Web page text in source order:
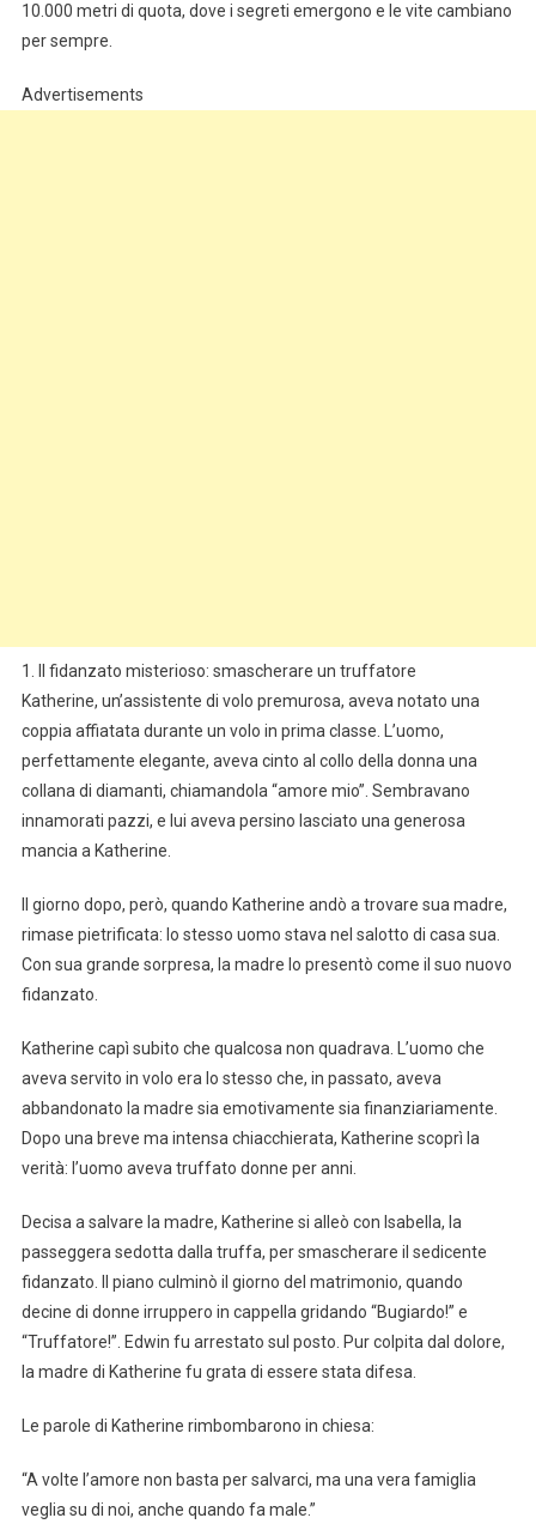
10.000 metri di quota, dove i segreti emergono e le vite cambiano
per sempre.
Advertisements
1. Il fidanzato misterioso: smascherare un truffatore
Katherine, un’assistente di volo premurosa, aveva notato una
coppia affiatata durante un volo in prima classe. L’uomo,
perfettamente elegante, aveva cinto al collo della donna una
collana di diamanti, chiamandola “amore mio”. Sembravano
innamorati pazzi, e lui aveva persino lasciato una generosa
mancia a Katherine.
Il giorno dopo, però, quando Katherine andò a trovare sua madre,
rimase pietrificata: lo stesso uomo stava nel salotto di casa sua.
Con sua grande sorpresa, la madre lo presentò come il suo nuovo
fidanzato.
Katherine capì subito che qualcosa non quadrava. L’uomo che
aveva servito in volo era lo stesso che, in passato, aveva
abbandonato la madre sia emotivamente sia finanziariamente.
Dopo una breve ma intensa chiacchierata, Katherine scoprì la
verità: l’uomo aveva truffato donne per anni.
Decisa a salvare la madre, Katherine si alleò con Isabella, la
passeggera sedotta dalla truffa, per smascherare il sedicente
fidanzato. Il piano culminò il giorno del matrimonio, quando
decine di donne irruppero in cappella gridando “Bugiardo!” e
“Truffatore!”. Edwin fu arrestato sul posto. Pur colpita dal dolore,
la madre di Katherine fu grata di essere stata difesa.
Le parole di Katherine rimbombarono in chiesa:
“A volte l’amore non basta per salvarci, ma una vera famiglia
veglia su di noi, anche quando fa male.”